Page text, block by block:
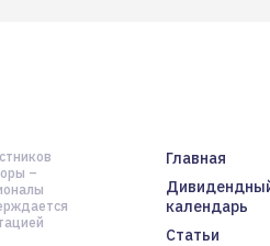
Главная
календарь
Статьи
–